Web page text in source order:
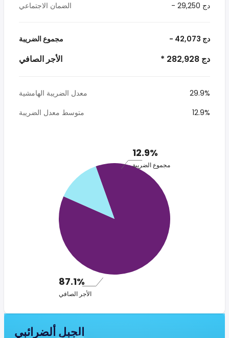
الضمان الاجتماعي
- 29,250 دج
مجموع الضريبة - 42,073 دج
الأجر الصافي * 282,928 دج
معدل الضريبة الهامشية
29.9%
متوسط معدل الضريبة
12.9%
12.9%
مجموع الضريبة
87.1%
الأجر الصافي
الجبل ألضرائبي